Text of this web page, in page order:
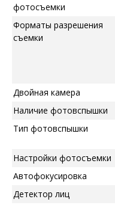
фотосъемки
Форматы разрешения
съемки
Двойная камера
Наличие фотовспышки
Тип фотовспышки
Настройки фотосъемки
Автофокусировка
Детектор лиц